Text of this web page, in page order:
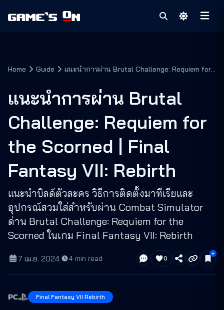
Home Guide
แนะนำการผ่าน Brutal Challenge: Requiem for
แนะนำการผ่าน Brutal
Challenge: Requiem for
the Scorned | Final
Fantasy VII: Rebirth
แนะนำบิลด์ตัวละคร วิธีการติดตั้งมาทีเรียและ
อุปกรณ์สวมใส่สำหรับผ่าน Combat Simulator
ด่าน Brutal Challenge: Requiem for the
Scorned ในเกม Final Fantasy VII: Rebirth
7 เม.ย. 2024· 4 min read 0
Final Fantasy VII Rebirth